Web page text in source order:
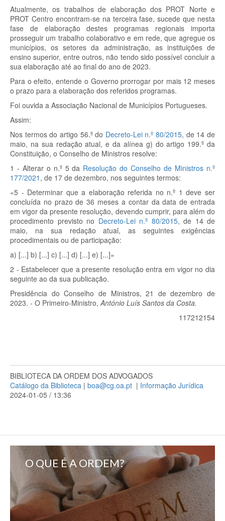
Atualmente, os trabalhos de elaboração dos PROT Norte e
PROT Centro encontram-se na terceira fase, sucede que nesta
fase de elaboração destes programas regionais importa
prosseguir um trabalho colaborativo e em rede, que agregue os
municípios, os setores da administração, as instituições de
ensino superior, entre outros, não tendo sido possível concluir a
sua elaboração até ao final do ano de 2023.
Para o efeito, entende o Governo prorrogar por mais 12 meses
o prazo para a elaboração dos referidos programas.
Foi ouvida a Associação Nacional de Municípios Portugueses.
Assim:
Nos termos do artigo 56.º do Decreto-Lei n.º 80/2015, de 14 de
maio, na sua redação atual, e da alínea g) do artigo 199.º da
Constituição, o Conselho de Ministros resolve:
1 - Alterar o n.º 5 da Resolução do Conselho de Ministros n.º
177/2021 , de 17 de dezembro, nos seguintes termos:
«5 - Determinar que a elaboração referida no n.º 1 deve ser
concluída no prazo de 36 meses a contar da data de entrada
em vigor da presente resolução, devendo cumprir, para além do
procedimento previsto no Decreto-Lei n.º 80/2015, de 14 de
maio, na sua redação atual, as seguintes exigências
procedimentais ou de participação:
a) [...] b) [...] c) [...] d) [...] e) [...]»
2 - Estabelecer que a presente resolução entra em vigor no dia
seguinte ao da sua publicação.
Presidência do Conselho de Ministros, 21 de dezembro de
2023. - O Primeiro-Ministro,António Luís Santos da Costa.
117212154
BIBLIOTECA DA ORDEM DOS ADVOGADOS
Catálogo da Biblioteca | boa@cg.oa.pt | Informação Jurídica
2024-01-05 / 13:36
O QUE É A ORDEM?